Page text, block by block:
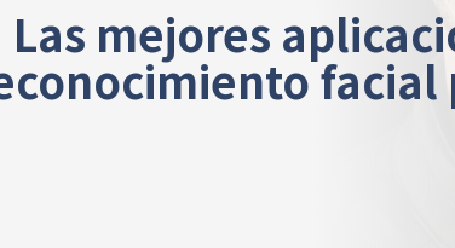
Las mejores
facial